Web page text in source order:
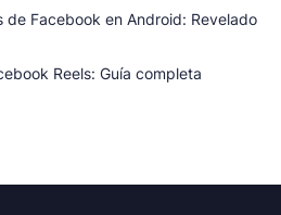
de Facebook en Android: Revelado
Reels: Guía completa